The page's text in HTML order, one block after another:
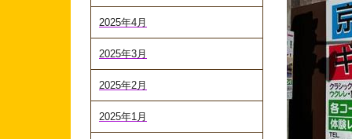
2025年4月
2025年3月
2025年2月
2025年1月